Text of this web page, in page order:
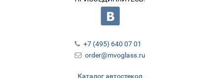
Каталог автостекол
+7 (495) 640 07 01
order@mvoglass.ru